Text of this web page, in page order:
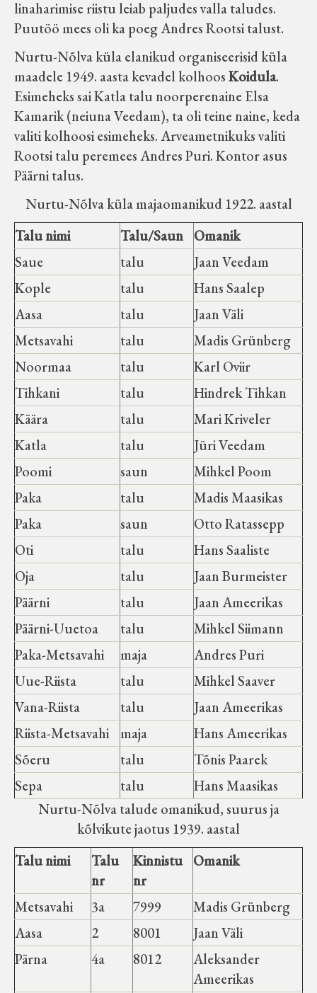
linaharimise riistu leiab paljudes valla taludes.
Puutöö mees oli ka poeg Andres Rootsi talust.
Nurtu-Nõlva küla elanikud organiseerisid küla
maadele 1949. aasta kevadel kolhoosKoidula.
Esimeheks sai Katla talu noorperenaine Elsa
Kamarik (neiuna Veedam), ta oli teine naine, keda
valiti kolhoosi esimeheks. Arveametnikuks valiti
Rootsi talu peremees Andres Puri. Kontor asus
Päärni talus.
Nurtu-Nõlva küla majaomanikud 1922. aastal
Talu nimi
Talu/Saun
Omanik
Saue
talu
Jaan Veedam
Kople
talu
Hans Saalep
Aasa
talu
Jaan Väli
Metsavahi
talu
Madis Grünberg
Noormaa
talu
Karl Oviir
Tihkani
talu
Hindrek Tihkan
Käära
talu
Mari Kriveler
Katla
talu
Jüri Veedam
Poomi
saun
Mihkel Poom
Paka
talu
Madis Maasikas
Paka
saun
Otto Ratassepp
Oti
talu
Hans Saaliste
Oja
talu
Jaan Burmeister
Päärni
talu
Jaan Ameerikas
Päärni-Uuetoa
talu
Mihkel Siimann
Paka-Metsavahi
maja
Andres Puri
Uue-Riista
talu
Mihkel Saaver
Vana-Riista
talu
Jaan Ameerikas
Riista-Metsavahi
maja
Hans Ameerikas
Sõeru
talu
Tõnis Paarek
Sepa
talu
Hans Maasikas
Nurtu-Nõlva talude omanikud, suurus ja
kõlvikute jaotus 1939. aastal
Talu nimi
Talu
nr
Kinnistu
nr
Omanik
Metsavahi 3a 7999
Madis Grünberg
Aasa
2 8001
Jaan Väli
Pärna
4a 8012
Aleksander
Ameerikas